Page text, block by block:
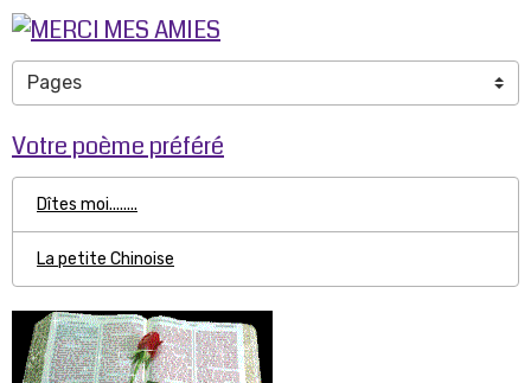
Votre poème préféré
Dîtes moi........
La petite Chinoise